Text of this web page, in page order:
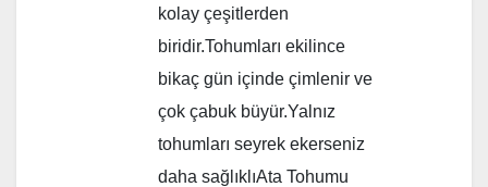
kolay çeşitlerden
biridir.Tohumları ekilince
bikaç gün içinde çimlenir ve
çok çabuk büyür.Yalnız
tohumları seyrek ekerseniz
daha sağlıklıAta Tohumu